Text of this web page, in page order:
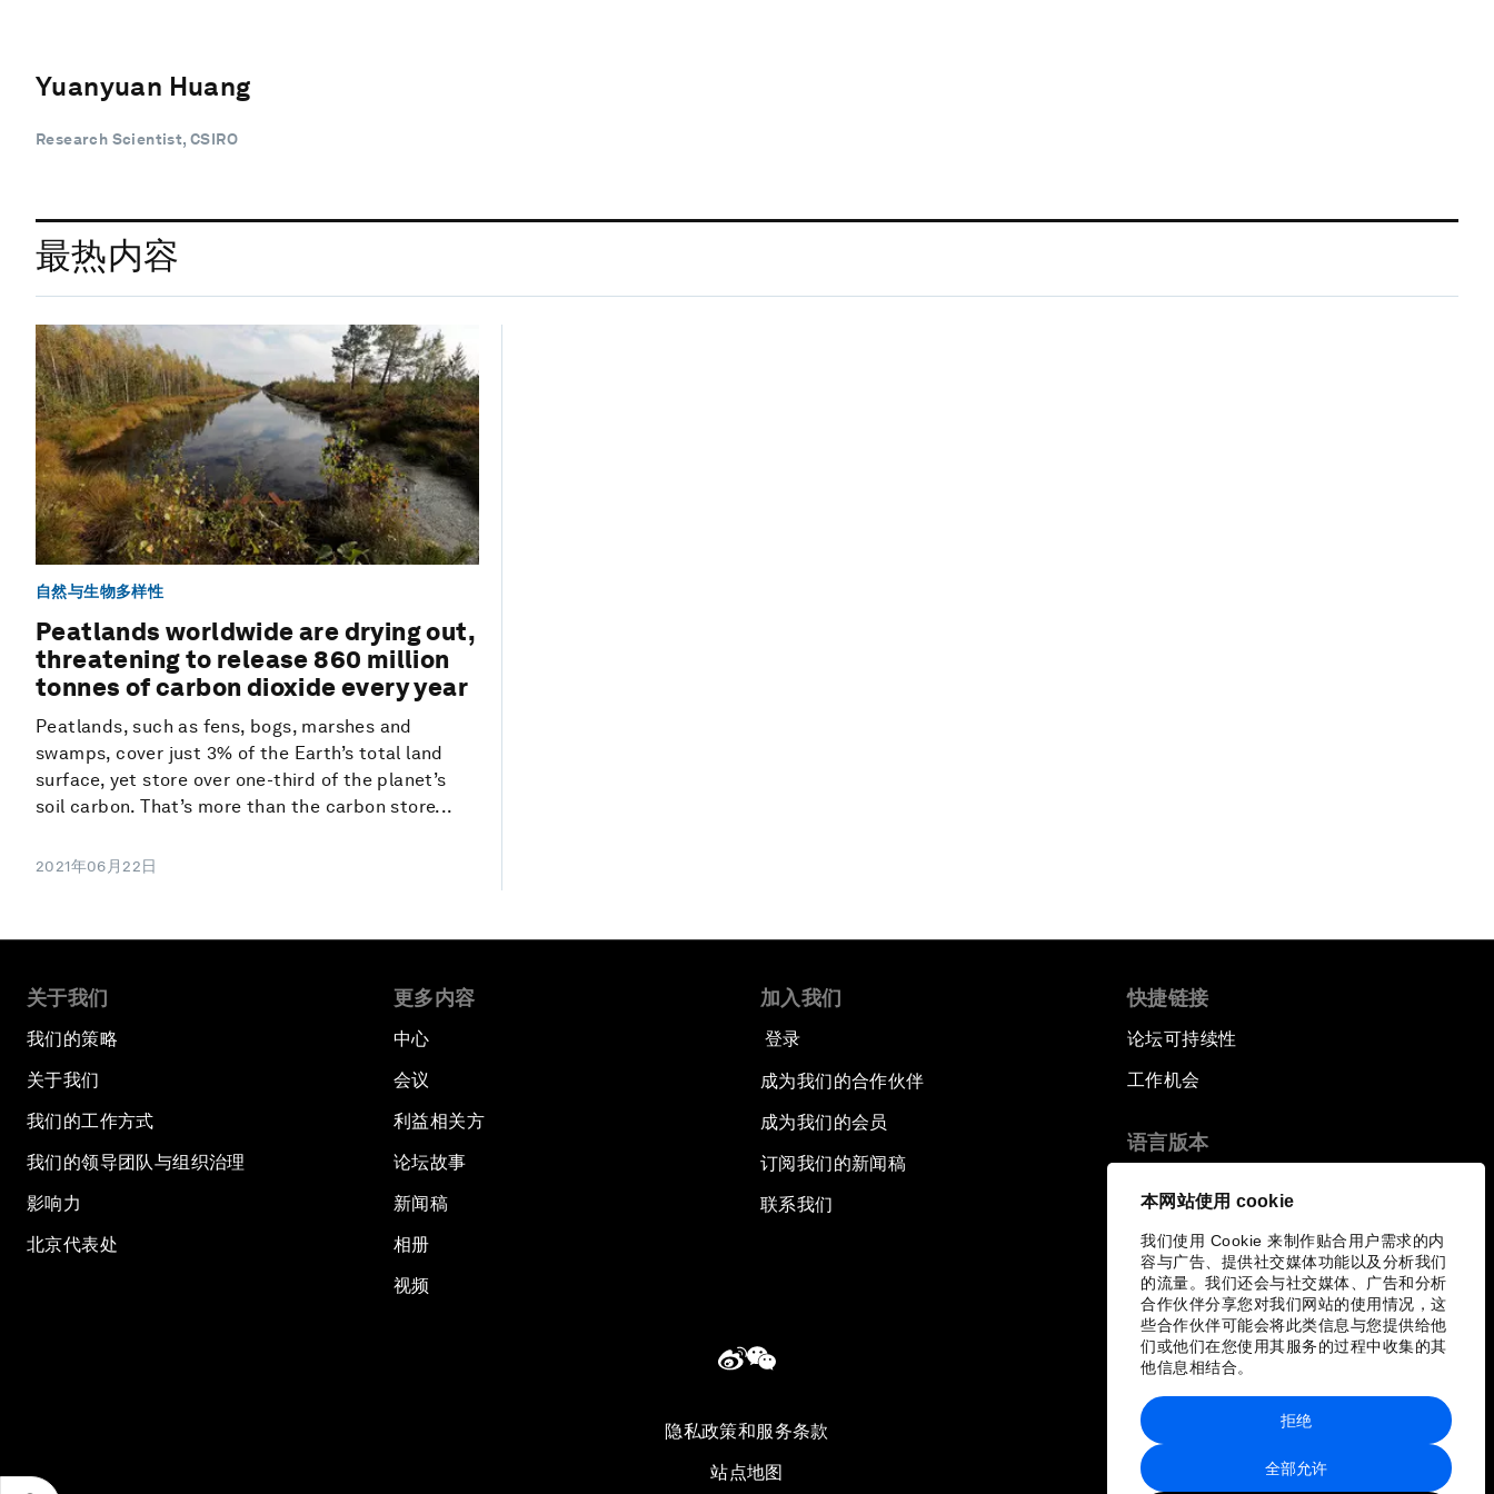
本网站使用 cookie
我们使用 Cookie 来制作贴合用户需求的内
容与广告、提供社交媒体功能以及分析我们
的流量。我们还会与社交媒体、广告和分析
合作伙伴分享您对我们网站的使用情况，这
些合作伙伴可能会将此类信息与您提供给他
们或他们在您使用其服务的过程中收集的其
他信息相结合。
全部允许
拒绝
Yuanyuan Huang
Research Scientist, CSIRO
最热内容
自然与生物多样性
Peatlands worldwide are drying out,
threatening to release 860 million
tonnes of carbon dioxide every year
Peatlands, such as fens, bogs, marshes and
swamps, cover just 3% of the Earth’s total land
surface, yet store over one-third of the planet’s
soil carbon. That’s more than the carbon store...
2021年06月22日
关于我们
我们的策略
关于我们
我们的工作方式
我们的领导团队与组织治理
影响力
北京代表处
更多内容
中心
会议
利益相关方
论坛故事
新闻稿
相册
视频
加入我们
登录
成为我们的合作伙伴
成为我们的会员
订阅我们的新闻稿
联系我们
快捷链接
论坛可持续性
工作机会
语言版本
隐私政策和服务条款
站点地图